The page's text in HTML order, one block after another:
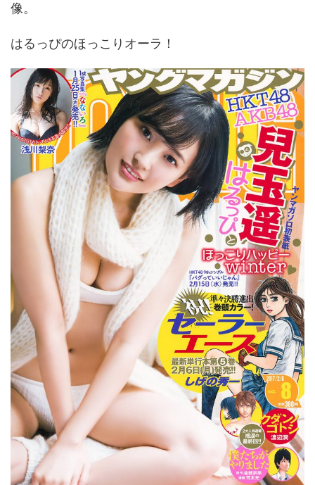
像。
はるっぴのほっこりオーラ！